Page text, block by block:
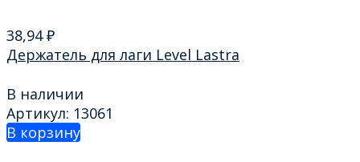
38,94₽
Держатель для лаги Level Lastra
В наличии
Артикул: 13061
В корзину